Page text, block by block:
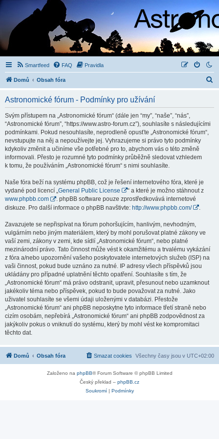
Smartfeed FAQ Pravidla
Domů Obsah fóra
Astronomické fórum - Podmínky pro užívání
Svým přístupem na „Astronomické fórum“ (dále jen “my”, “naše”, “nás”,
“Astronomické fórum”, “https://www.astro-forum.cz”), souhlasíte s následujícími
podmínkami. Pokud nesouhlasíte, neprodleně opusťte „Astronomické fórum“,
nevstupujte na něj a nepoužívejte jej. Vyhrazujeme si právo tyto podmínky
kdykoliv změnit a učiníme vše potřebné pro to, abychom vás o této změně
informovali. Přesto je rozumné tyto podmínky průběžně sledovat vzhledem
k tomu, že používáním „Astronomické fórum“ s nimi souhlasíte.
Naše fóra beží na systému phpBB, což je řešení internetového fóra, které je
vydané pod licencí „General Public License
“ a které je možno stáhnout z
www.phpbb.com
. phpBB software pouze zprostředkovává internetové
diskuze. Pro další informace o phpBB navštivte: http://www.phpbb.com/
Zavazujete se nepřispívat na fórum pohoršujícím, hanlivým, nevhodným,
vulgárním nebo jiným materiálem, který by mohl porušovat platné zákony ve
vaší zemi, zákony v zemi, kde sídlí „Astronomické fórum“, nebo platné
mezinárodní právo. Tato činnost může vést k okamžitému a trvalému vykázání
z fóra a/nebo upozornění vašeho poskytovatele internetových služeb (ISP) na
vaši činnost, pokud bude uznáno za nutné. IP adresy všech příspěvků jsou
ukládány pro případné uplatnění těchto opatření. Souhlasíte s tím, že
„Astronomické fórum“ má právo odstranit, upravit, přesunout nebo uzamknout
jakékoliv téma nebo příspěvek, pokud to bude považovat za nutné. Jako
uživatel souhlasíte se všemi údaji uloženými v databázi. Přestože
„Astronomické fórum“ ani phpBB neposkytne tyto informace třetí straně nebo
cizím osobám, nepřebírá „Astronomické fórum“ ani phpBB zodpovědnost za
jakýkoliv pokus o vniknutí do systému, který by mohl vést ke kompromitaci
těchto dat.
Domů Obsah fóra Všechny časy jsou v UTC+02:00
Smazat cookies
Založeno na phpBB® Forum Software © phpBB Limited
Český překlad – phpBB.cz
Soukromí| Podmínky